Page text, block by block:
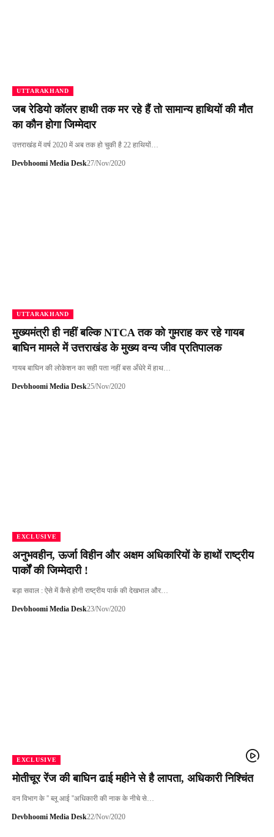
UTTARAKHAND
जब रेडियो कॉलर हाथी तक मर रहे हैं तो सामान्य हाथियों की मौत
का कौन होगा जिम्मेदार
उत्तराखंड में वर्ष 2020 में अब तक हो चुकी है 22 हाथियों…
Devbhoomi Media Desk27/Nov/2020
UTTARAKHAND
मुख्यमंत्री ही नहीं बल्कि NTCA तक को गुमराह कर रहे गायब
बाघिन मामले में उत्तराखंड के मुख्य वन्य जीव प्रतिपालक
गायब बाघिन की लोकेशन का सही पता नहीं बस अँधेरे में हाथ…
Devbhoomi Media Desk25/Nov/2020
EXCLUSIVE
अनुभवहीन, ऊर्जा विहीन और अक्षम अधिकारियों के हाथों राष्ट्रीय
पार्कों की जिम्मेदारी !
बड़ा सवाल : ऐसे में कैसे होगी राष्ट्रीय पार्क की देखभाल और…
Devbhoomi Media Desk23/Nov/2020
EXCLUSIVE
मोतीचूर रेंज की बाघिन ढाई महीने से है लापता, अधिकारी निश्चिंत
वन विभाग के '' ब्लू आई ''अधिकारी की नाक के नीचे से…
Devbhoomi Media Desk22/Nov/2020